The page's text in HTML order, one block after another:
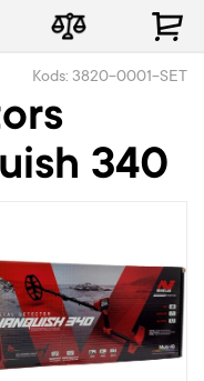
Kods: 3820-0001-SET
340